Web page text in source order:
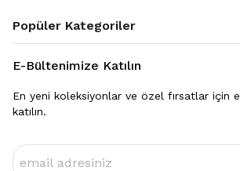
Popüler Kategoriler
E-Bültenimize Katılın
En yeni koleksiyonlar ve özel fırsatlar için
katılın.